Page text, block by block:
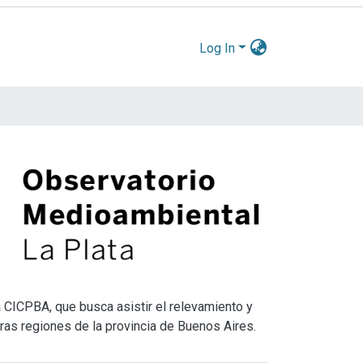
Log In
CICPBA, que busca asistir el relevamiento y
regiones de la provincia de Buenos Aires.